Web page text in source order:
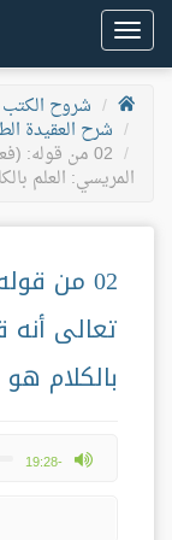
Toggle
navigation
شروح الكتب
شرح العقيدة
02 من قوله:
المريسي: العلم
02 من
تعالى
بالكلام
-19:28
volume